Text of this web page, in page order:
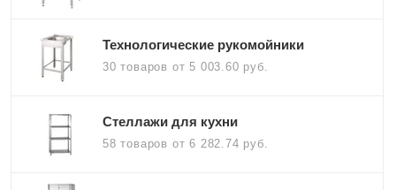
Технологические рукомойники
30 товаров от 5 003.60 руб.
Стеллажи для кухни
58 товаров от 6 282.74 руб.